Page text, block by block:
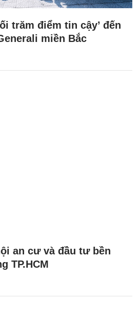
trăm điểm tin cậy’ đến
miền Bắc
an cư và đầu tư bền
TP.HCM